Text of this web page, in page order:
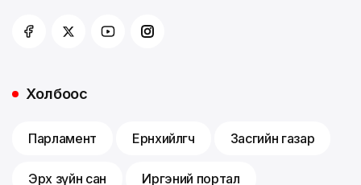
Холбоос
Парламент Ерөнхийлөгч Засгийн газар
Эрх зүйн сан Иргэний портал